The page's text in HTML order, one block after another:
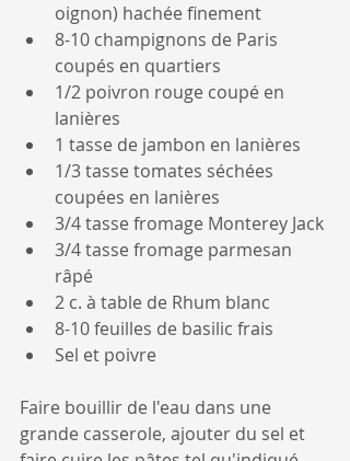
oignon) hachée finement
8-10 champignons de Paris
coupés en quartiers
1/2 poivron rouge coupé en
lanières
1 tasse de jambon en lanières
1/3 tasse tomates séchées
coupées en lanières
3/4 tasse fromage Monterey Jack
3/4 tasse fromage parmesan
râpé
2 c. à table de Rhum blanc
8-10 feuilles de basilic frais
Sel et poivre
Faire bouillir de l'eau dans une
grande casserole, ajouter du sel et